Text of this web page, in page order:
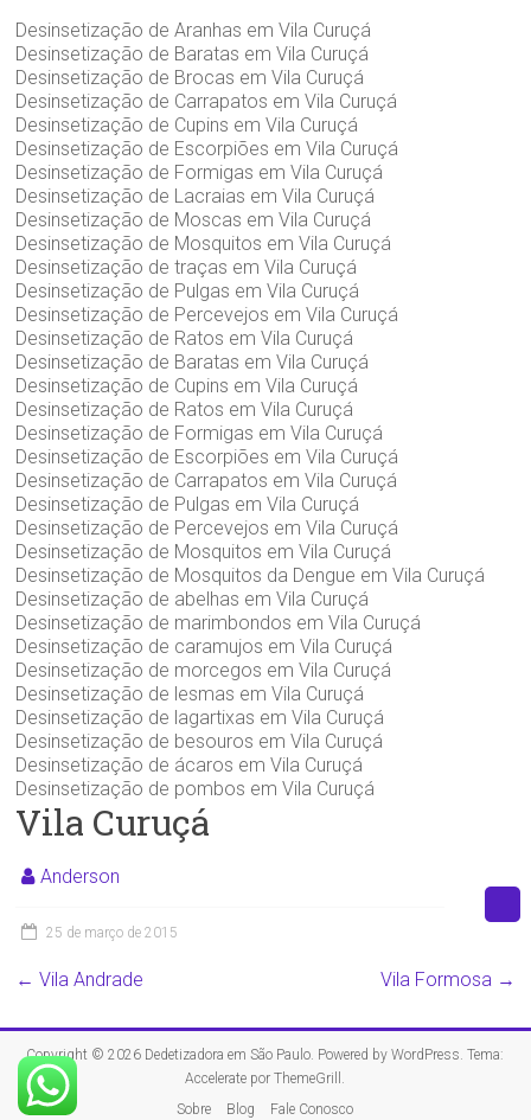
Desinsetização de Aranhas em Vila Curuçá
Desinsetização de Baratas em Vila Curuçá
Desinsetização de Brocas em Vila Curuçá
Desinsetização de Carrapatos em Vila Curuçá
Desinsetização de Cupins em Vila Curuçá
Desinsetização de Escorpiões em Vila Curuçá
Desinsetização de Formigas em Vila Curuçá
Desinsetização de Lacraias em Vila Curuçá
Desinsetização de Moscas em Vila Curuçá
Desinsetização de Mosquitos em Vila Curuçá
Desinsetização de traças em Vila Curuçá
Desinsetização de Pulgas em Vila Curuçá
Desinsetização de Percevejos em Vila Curuçá
Desinsetização de Ratos em Vila Curuçá
Desinsetização de Baratas em Vila Curuçá
Desinsetização de Cupins em Vila Curuçá
Desinsetização de Ratos em Vila Curuçá
Desinsetização de Formigas em Vila Curuçá
Desinsetização de Escorpiões em Vila Curuçá
Desinsetização de Carrapatos em Vila Curuçá
Desinsetização de Pulgas em Vila Curuçá
Desinsetização de Percevejos em Vila Curuçá
Desinsetização de Mosquitos em Vila Curuçá
Desinsetização de Mosquitos da Dengue em Vila Curuçá
Desinsetização de abelhas em Vila Curuçá
Desinsetização de marimbondos em Vila Curuçá
Desinsetização de caramujos em Vila Curuçá
Desinsetização de morcegos em Vila Curuçá
Desinsetização de lesmas em Vila Curuçá
Desinsetização de lagartixas em Vila Curuçá
Desinsetização de besouros em Vila Curuçá
Desinsetização de ácaros em Vila Curuçá
Desinsetização de pombos em Vila Curuçá
Vila Curuçá
Anderson
25 de março de 2015
← Vila Andrade‎ Vila Formosa →
Copyright © 2026 Dedetizadora em São Paulo . Powered byWordPress . Tema:
Accelerate porThemeGrill
Sobre
Blog Fale Conosco